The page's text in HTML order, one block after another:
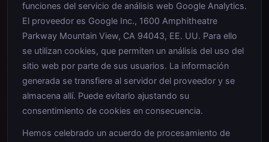
funciones del servicio de análisis web Google Analytics.
El proveedor es Google Inc., 1600 Amphitheatre
Parkway Mountain View, CA 94043, EE. UU. Para ello
se utilizan cookies, que permiten un análisis del uso del
sitio web por parte de sus usuarios. La información
generada se transfiere al servidor del proveedor y se
almacena allí. Puede evitarlo ajustando su
consentimiento de cookies en consecuencia.
Hemos celebrado un acuerdo de procesamiento de